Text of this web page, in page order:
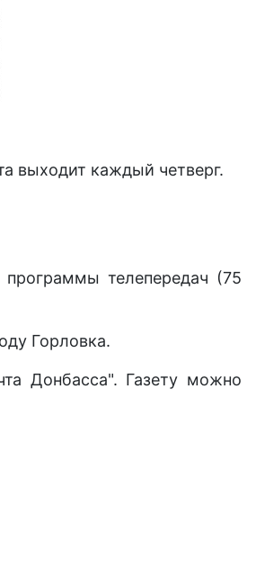
выходит каждый четверг.
телепередач (75
Горловка.
Донбасса". Газету можно